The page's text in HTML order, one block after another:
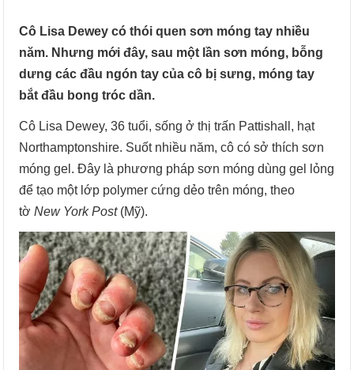
Cô Lisa Dewey có thói quen sơn móng tay nhiều
năm. Nhưng mới đây, sau một lần sơn móng, bỗng
dưng các đầu ngón tay của cô bị sưng, móng tay
bắt đầu bong tróc dần.
Cô Lisa Dewey, 36 tuổi, sống ở thị trấn Pattishall, hạt
Northamptonshire. Suốt nhiều năm, cô có sở thích sơn
móng gel. Đây là phương pháp sơn móng dùng gel lỏng
để tạo một lớp polymer cứng dẻo trên móng, theo
tờNew York Post(Mỹ).